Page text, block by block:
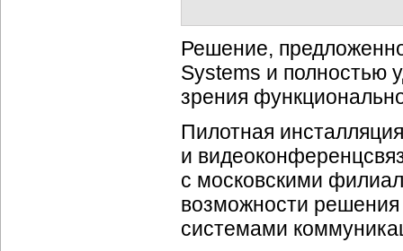
Решение,
Systems и полностью
зрения
Пилотная
и
с московскими
возможности
системами